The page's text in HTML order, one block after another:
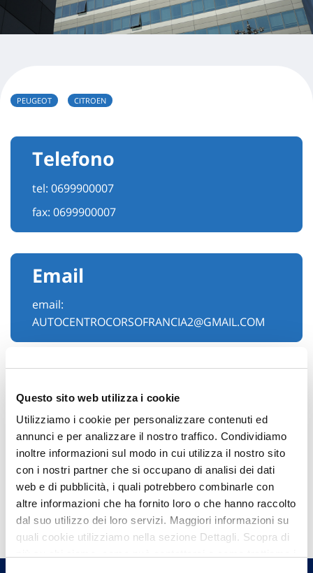
Questo sito web utilizza i cookie
Utilizziamo i cookie per personalizzare contenuti ed
annunci e per analizzare il nostro traffico. Condividiamo
inoltre informazioni sul modo in cui utilizza il nostro sito
con i nostri partner che si occupano di analisi dei dati
web e di pubblicità, i quali potrebbero combinarle con
altre informazioni che ha fornito loro o che hanno raccolto
dal suo utilizzo dei loro servizi. Maggiori informazioni su
quali cookie utilizziamo nella sezione Dettagli. Scopra di
PEUGEOT CITROEN
Telefono
tel: 0699900007
fax: 0699900007
Email
email:
AUTOCENTROCORSOFRANCIA2@GMAIL.COM
Hai bisogno di
informazioni?